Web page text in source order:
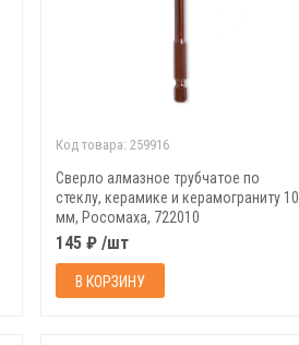
Код товара: 259916
Сверло алмазное трубчатое по
стеклу, керамике и керамограниту 10
мм, Росомаха, 722010
145 ₽ /шт
В КОРЗИНУ